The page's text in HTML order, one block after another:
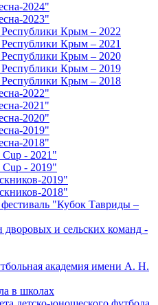
2024"
2023"
Крым – 2022
Крым – 2021
Крым – 2020
Крым – 2019
Крым – 2018
2022"
2021"
2020"
2019"
2018"
- 2021"
- 2019"
2019"
2018"
"Кубок Тавриды –
дворовых и сельских команд -
академия имени А. Н.
в школах